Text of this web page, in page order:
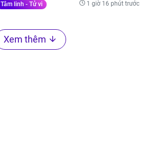
Tâm linh - Tử vi 1 giờ 16 phút trước
Xem thêm